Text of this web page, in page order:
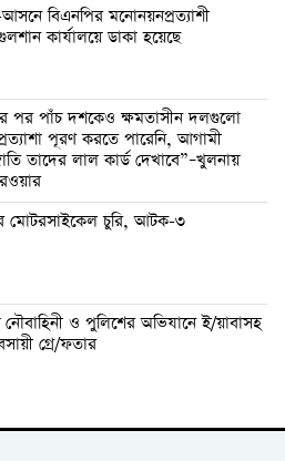
বিএনপির মনোনয়নপ্রত্যাশী
কার্যালয়ে ডাকা হয়েছে
পর পাঁচ দশকেও ক্ষমতাসীন দলগুলো
পূরণ করতে পারেনি, আগামী
তাদের লাল কার্ড দেখাবে”–খুলনায়
মোটরসাইকেল চুরি, আটক-৩
নৌবাহিনী ও পুলিশের অভিযানে ই/য়াবাসহ
গ্রে/ফতার